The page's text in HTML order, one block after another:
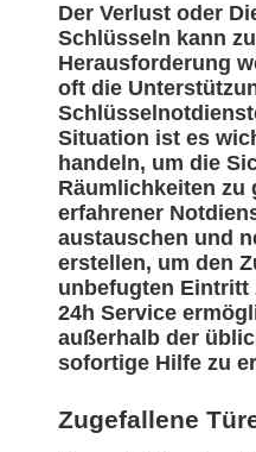
Der Verlust oder
Schlüsseln kann
Herausforderung
oft die
Situation ist es
handeln, um die
Räumlichkeiten zu
erfahrener
austauschen und
erstellen, um den
unbefugten Eintritt
24h Service
außerhalb der
sofortige Hilfe zu
Zugefallene